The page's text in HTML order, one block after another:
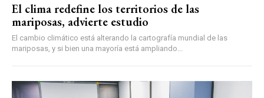
El clima redefine los territorios de las
mariposas, advierte estudio
El cambio climático está alterando la cartografía mundial de las
mariposas, y si bien una mayoría está ampliando...